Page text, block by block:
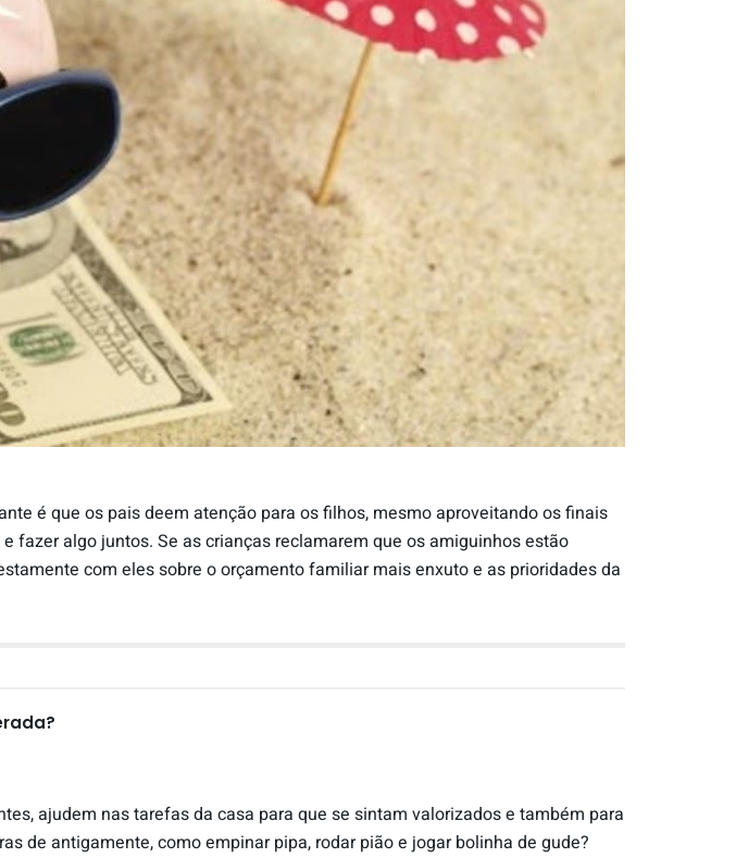
é que os pais deem atenção para os filhos, mesmo aproveitando os finais
algo juntos. Se as crianças reclamarem que os amiguinhos estão
com eles sobre o orçamento familiar mais enxuto e as prioridades da
ajudem nas tarefas da casa para que se sintam valorizados e também para
de antigamente, como empinar pipa, rodar pião e jogar bolinha de gude?